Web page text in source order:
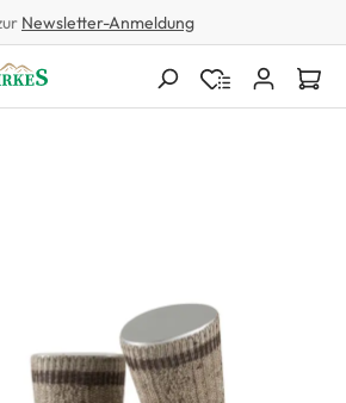
Newsletter-Anmeldung